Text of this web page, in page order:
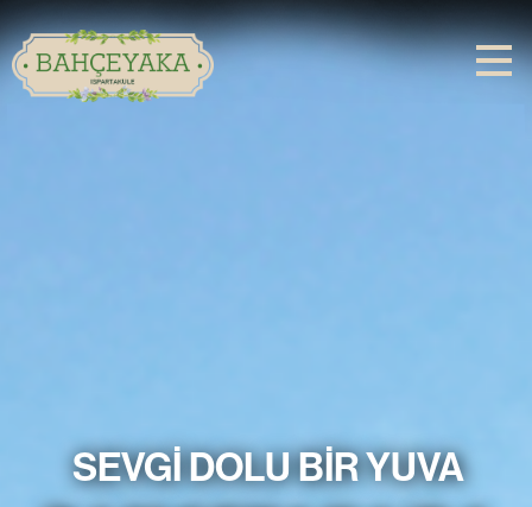
SEVGİ DOLU BİR YUVA
LANSMANA ÖZEL